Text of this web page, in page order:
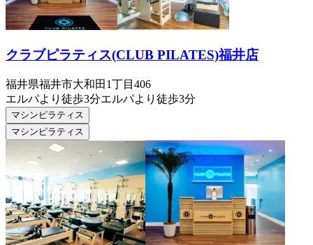
クラブピラティス(CLUB PILATES)福井店
福井県福井市大和田1丁目406
エルパより徒歩3分エルパより徒歩3分
マシンピラティス
マシンピラティス